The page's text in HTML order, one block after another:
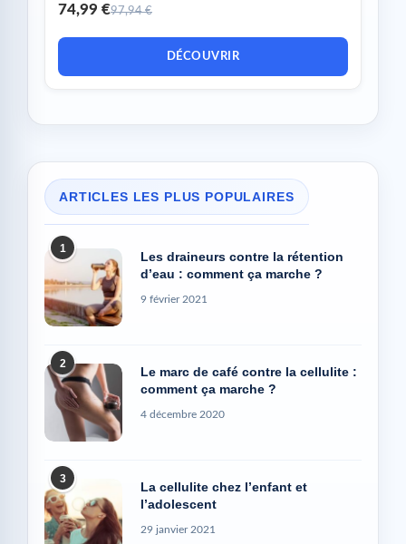
74,99 €97,94 €
DÉCOUVRIR
ARTICLES LES PLUS POPULAIRES
1
Les draineurs contre la rétention
d’eau : comment ça marche ?
9 février 2021
2
Le marc de café contre la cellulite :
comment ça marche ?
4 décembre 2020
3
La cellulite chez l’enfant et
l’adolescent
29 janvier 2021